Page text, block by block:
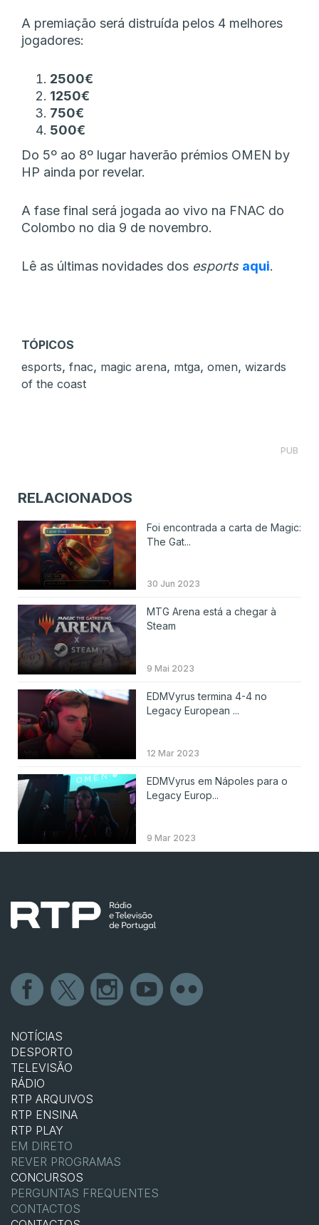
A premiação será distruída pelos 4 melhores
jogadores:
2500€
1250€
750€
500€
Do 5º ao 8º lugar haverão prémios OMEN by
HP ainda por revelar.
A fase final será jogada ao vivo na FNAC do
Colombo no dia 9 de novembro.
Lê as últimas novidades dos esports aqui.
TÓPICOS
esports, fnac, magic arena, mtga, omen, wizards
of the coast
PUB
RELACIONADOS
Foi encontrada a carta de Magic:
The Gat...
30 Jun 2023
MTG Arena está a chegar à
Steam
9 Mai 2023
EDMVyrus termina 4-4 no
Legacy European ...
12 Mar 2023
EDMVyrus em Nápoles para o
Legacy Europ...
9 Mar 2023
NOTÍCIAS
DESPORTO
TELEVISÃO
RÁDIO
RTP ARQUIVOS
RTP ENSINA
RTP PLAY
EM DIRETO
REVER PROGRAMAS
CONCURSOS
PERGUNTAS FREQUENTES
CONTACTOS